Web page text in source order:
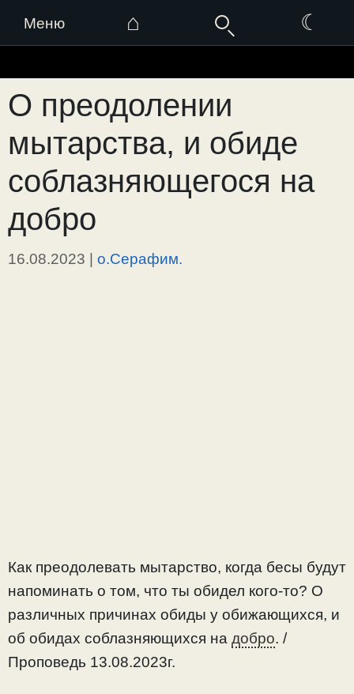
Меню ⌂ ☾
к
содержимому
О преодолении
мытарства, и обиде
соблазняющегося на
добро
16.08.2023 | о.Серафим.
Как преодолевать мытарство, когда бесы будут
напоминать о том, что ты обидел кого-то? О
различных причинах обиды у обижающихся, и
об обидах соблазняющихся на добро. /
Проповедь 13.08.2023г.